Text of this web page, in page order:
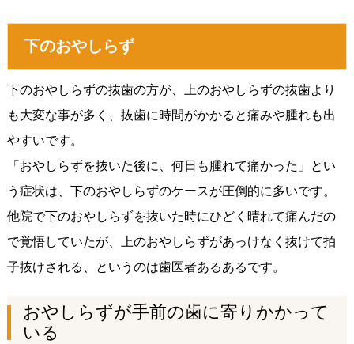
下のおやしらず
下のおやしらずの抜歯の方が、上のおやしらずの抜歯より
も大変な事が多く、抜歯に時間がかかると痛みや腫れも出
やすいです。
「おやしらずを抜いた後に、何日も腫れて痛かった」とい
う症状は、下のおやしらずのケースが圧倒的に多いです。
他院で下のおやしらずを抜いた時にひどく晴れて痛んだの
で覚悟していたが、上のおやしらずがあっけなく抜けて拍
子抜けされる、というのは歯医者あるあるです。
おやしらずが手前の歯に寄りかかって
いる